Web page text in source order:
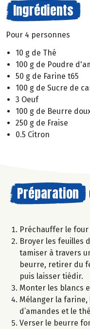
Ingrédients
Pour 4 personnes
10 g de Thé
100 g de Poudre
50 g de Farine t65
100 g de Sucre de
3 Oeuf
100 g de Beurre
250 g de Fraise
0.5 Citron
Préparation
Préchauffer le four
Broyer les feuilles
tamiser à travers
beurre, retirer du
puis laisser tiédir.
Monter les blancs
Mélanger la farine,
d’amandes et le
Verser le beurre